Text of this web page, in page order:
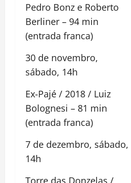
Pedro Bonz e Roberto
Berliner – 94 min
(entrada franca)
30 de novembro,
sábado, 14h
Ex-Pajé / 2018 / Luiz
Bolognesi – 81 min
(entrada franca)
7 de dezembro, sábado,
14h
Torre das Donzelas /